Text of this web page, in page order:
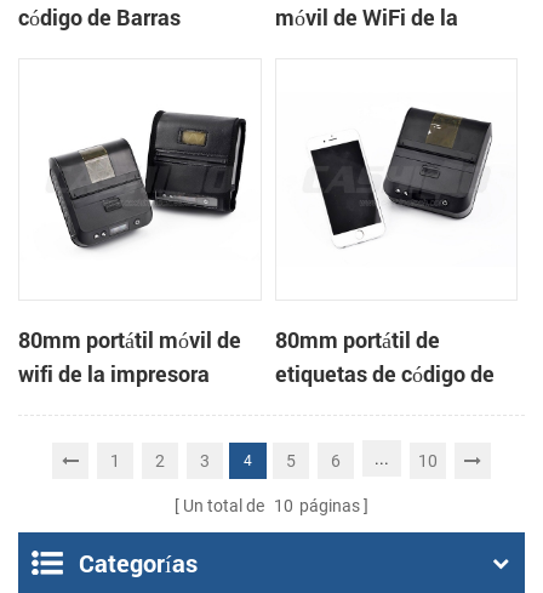
código de Barras
móvil de WiFi de la
80mm portátil móvil de
wifi de la impresora
térmica de recibos
80mm portátil de
etiquetas de código de
barras impresora
1 2 3 4 5 6 ... 10
Un total de 10 páginas
Categorías